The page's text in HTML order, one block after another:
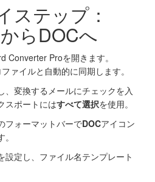
ステップ：
らDOCへ
Converter Proを開きます。
ァイルと自動的に同期します。
、変換するメールにチェックを入
スポートにはすべて選択を使用。
フォーマットバーでDOCアイコン
設定し、ファイル名テンプレート